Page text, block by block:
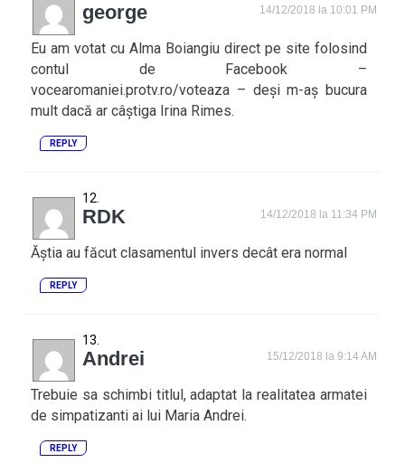
george 14/12/2018 la 10:01 PM
Eu am votat cu Alma Boiangiu direct pe site folosind
contul de Facebook –
vocearomaniei.protv.ro/voteaza – deși m-aș bucura
mult dacă ar câștiga Irina Rimes.
REPLY
RDK 14/12/2018 la 11:34 PM
Ăștia au făcut clasamentul invers decât era normal
REPLY
Andrei 15/12/2018 la 9:14 AM
Trebuie sa schimbi titlul, adaptat la realitatea armatei
de simpatizanti ai lui Maria Andrei.
REPLY